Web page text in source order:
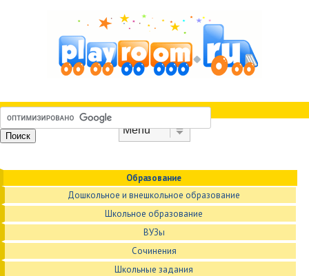
Образование
Дошкольное и внешкольное образование
Школьное образование
ВУЗы
Сочинения
Школьные задания